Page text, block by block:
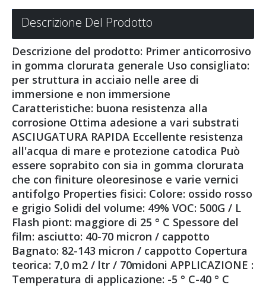
Descrizione Del Prodotto
Descrizione del prodotto: Primer anticorrosivo
in gomma clorurata generale Uso consigliato:
per struttura in acciaio nelle aree di
immersione e non immersione
Caratteristiche: buona resistenza alla
corrosione Ottima adesione a vari substrati
ASCIUGATURA RAPIDA Eccellente resistenza
all'acqua di mare e protezione catodica Può
essere soprabito con sia in gomma clorurata
che con finiture oleoresinose e varie vernici
antifolgo Properties fisici: Colore: ossido rosso
e grigio Solidi del volume: 49% VOC: 500G / L
Flash piont: maggiore di 25 ° C Spessore del
film: asciutto: 40-70 micron / cappotto
Bagnato: 82-143 micron / cappotto Copertura
teorica: 7,0 m2 / ltr / 70midoni APPLICAZIONE :
Temperatura di applicazione: -5 ° C-40 ° C